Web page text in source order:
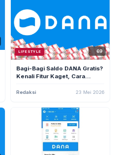
LIFESTYLE 69
Bagi-Bagi Saldo DANA Gratis?
Kenali Fitur Kaget, Cara
Penipuan
Redaksi 23 Mei 2026